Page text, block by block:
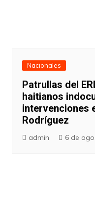
Nacionales
Patrullas del
haitianos
intervenciones
Rodríguez
admin 6 de